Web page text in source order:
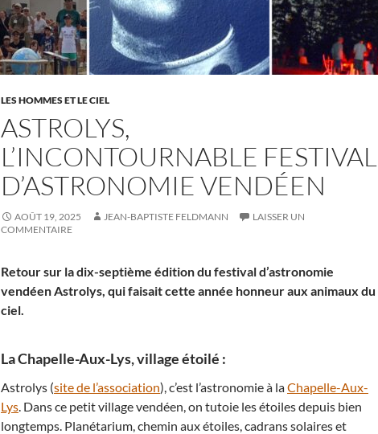
LES HOMMES ET LE CIEL
ASTROLYS,
L’INCONTOURNABLE FESTIVAL
D’ASTRONOMIE VENDÉEN
AOÛT 19, 2025 JEAN-BAPTISTE FELDMANN
LAISSER UN
COMMENTAIRE
Retour sur la dix-septième édition du festival d’astronomie
vendéen Astrolys, qui faisait cette année honneur aux animaux du
ciel.
La Chapelle-Aux-Lys, village étoilé :
Astrolys (site de l’association), c’est l’astronomie à laChapelle-Aux-
Lys. Dans ce petit village vendéen, on tutoie les étoiles depuis bien
longtemps. Planétarium, chemin aux étoiles, cadrans solaires et